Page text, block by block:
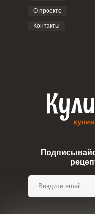
О проекте
Контакты